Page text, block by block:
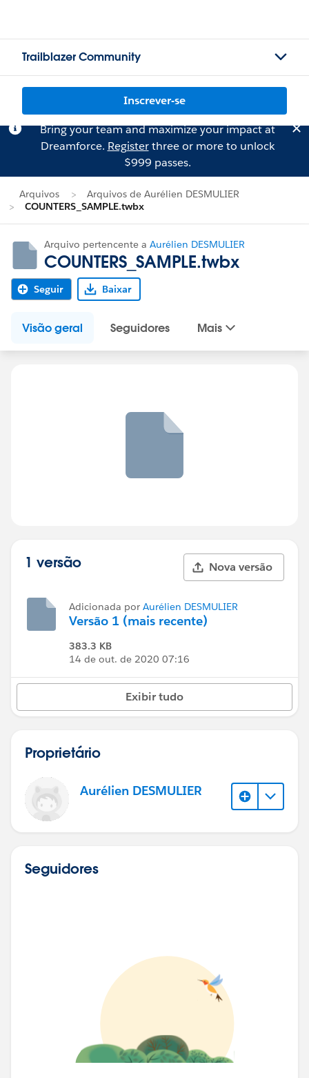
Trailblazer Community
Inscrever-se
Bring your team and maximize your impact at
Dreamforce. Registerthree or more to unlock
$999 passes.
Arquivos
Arquivos de Aurélien DESMULIER
COUNTERS_SAMPLE.twbx
Arquivo pertencente a Aurélien DESMULIER
COUNTERS_SAMPLE.twbx
Seguir Baixar
Visão geral Seguidores Mais
1 versão Nova versão
Adicionada por Aurélien DESMULIER
Versão 1 (mais recente)
383.3 KB
14 de out. de 2020 07:16
Exibir tudo
Proprietário
Aurélien DESMULIER
Seguidores